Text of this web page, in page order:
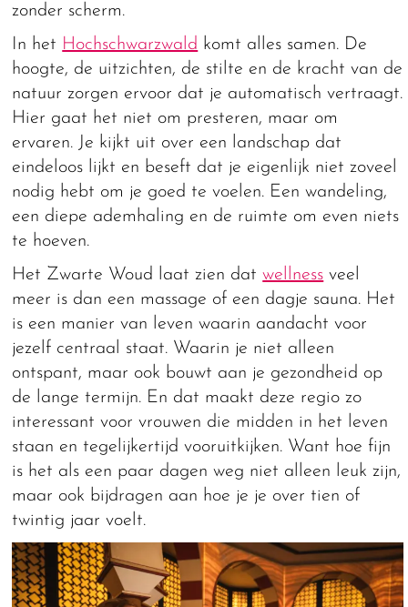
zonder scherm.
In het Hochschwarzwald komt alles samen. De
hoogte, de uitzichten, de stilte en de kracht van de
natuur zorgen ervoor dat je automatisch vertraagt.
Hier gaat het niet om presteren, maar om
ervaren. Je kijkt uit over een landschap dat
eindeloos lijkt en beseft dat je eigenlijk niet zoveel
nodig hebt om je goed te voelen. Een wandeling,
een diepe ademhaling en de ruimte om even niets
te hoeven.
Het Zwarte Woud laat zien datwellness veel
meer is dan een massage of een dagje sauna. Het
is een manier van leven waarin aandacht voor
jezelf centraal staat. Waarin je niet alleen
ontspant, maar ook bouwt aan je gezondheid op
de lange termijn. En dat maakt deze regio zo
interessant voor vrouwen die midden in het leven
staan en tegelijkertijd vooruitkijken. Want hoe fijn
is het als een paar dagen weg niet alleen leuk zijn,
maar ook bijdragen aan hoe je je over tien of
twintig jaar voelt.